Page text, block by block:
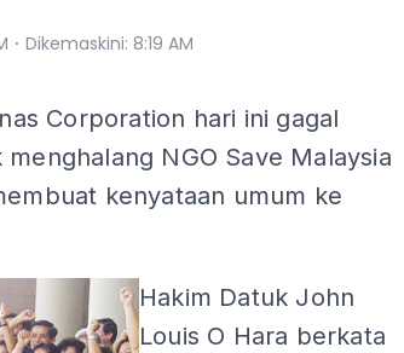
⋅ Dikemaskini: 8:19 AM
Corporation hari ini gagal
NGO Save Malaysia
kenyataan umum ke
Hakim Datuk John
Louis O Hara berkata